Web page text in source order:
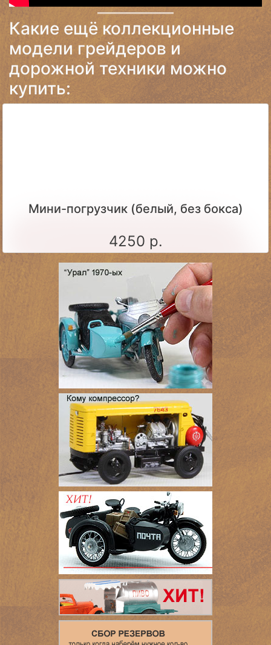
Какие ещё коллекционные
модели грейдеров и
дорожной техники можно
купить:
Мини-погрузчик (белый, без бокса)
4250 р.